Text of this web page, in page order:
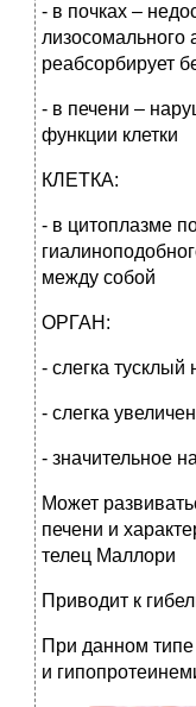
- в почках –
лизосомального
реабсорбирует
- в печени –
функции клетки
КЛЕТКА:
- в цитоплазме
между собой
ОРГАН:
- слегка тусклый
- слегка
- значительное
Может
печени и
телец Маллори
Приводит к
При данном типе
и